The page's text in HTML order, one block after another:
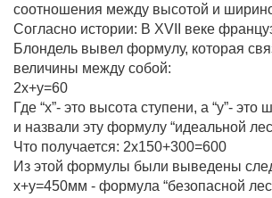
соотношения между высотой и
Согласно истории: В XVII веке
Блондель вывел формулу, которая
величины между собой:
2х+у=60
Где “х”- это высота ступени, а “у”- это
и назвали эту формулу “идеальной
Что получается: 2х150+300=600
Из этой формулы были выведены
х+у=450мм - формула “безопасной